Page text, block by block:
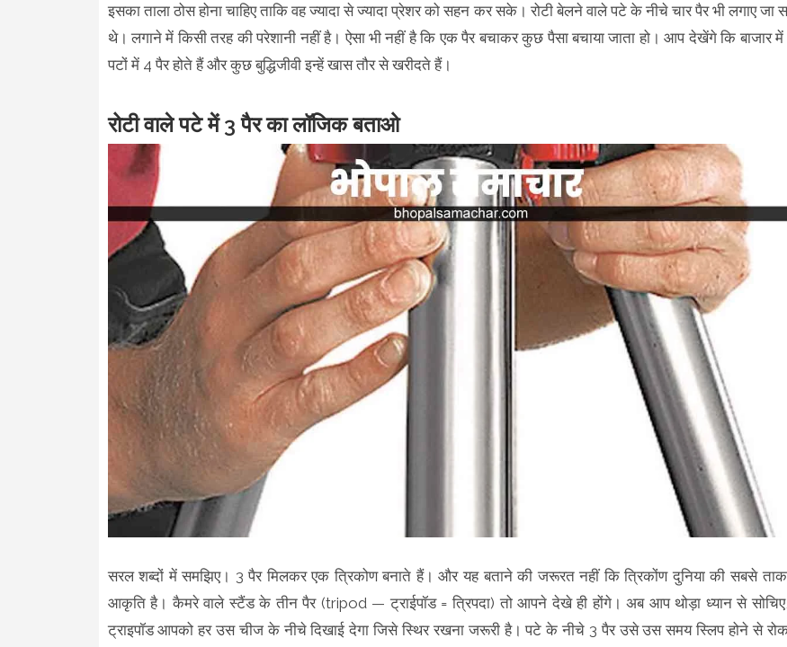
इसका ताला ठोस होना चाहिए ताकि वह ज्यादा से ज्यादा प्रेशर को सहन कर सके। रोटी बेलने वाले पटे के नीचे चार पैर भी लगाए जा
थे। लगाने में किसी तरह की परेशानी नहीं है। ऐसा भी नहीं है कि एक पैर बचाकर कुछ पैसा बचाया जाता हो। आप देखेंगे कि बाजार
पटों में 4 पैर होते हैं और कुछ बुद्धिजीवी इन्हें खास तौर से खरीदते हैं।
रोटी वाले पटे में 3 पैर का लॉजिक बताओ
सरल शब्दों में समझिए। 3 पैर मिलकर एक त्रिकोण बनाते हैं। और यह बताने की जरूरत नहीं कि त्रिकोंण दुनिया की सबसे
आकृति है। कैमरे वाले स्टैंड के तीन पैर (tripod — ट्राईपॉड = त्रिपदा) तो आपने देखे ही होंगे। अब आप थोड़ा ध्यान से
ट्राइपॉड आपको हर उस चीज के नीचे दिखाई देगा जिसे स्थिर रखना जरूरी है। पटे के नीचे 3 पैर उसे उस समय स्लिप होने से